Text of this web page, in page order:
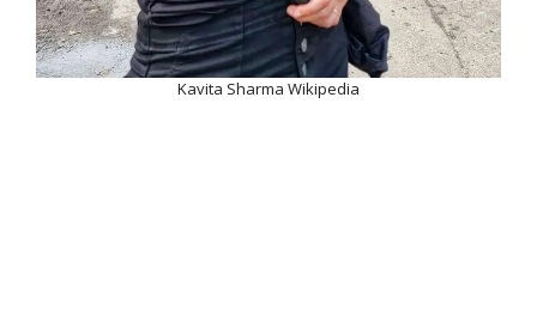
Kavita Sharma Wikipedia